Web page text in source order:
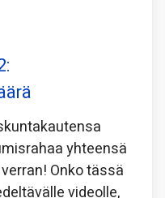
yhteensä
Onko tässä
videolle,